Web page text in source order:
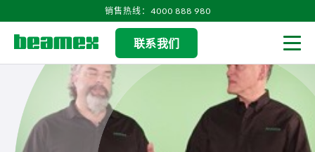
销售热线：4000 888 980
联系我们